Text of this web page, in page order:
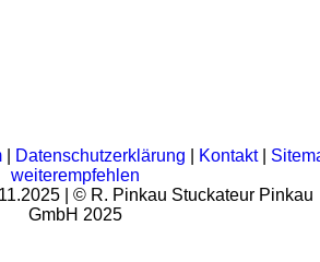
Datenschutzerklärung Kontakt|
weiterempfehlen
| © R. Pinkau Stuckateur Pinkau
GmbH 2025